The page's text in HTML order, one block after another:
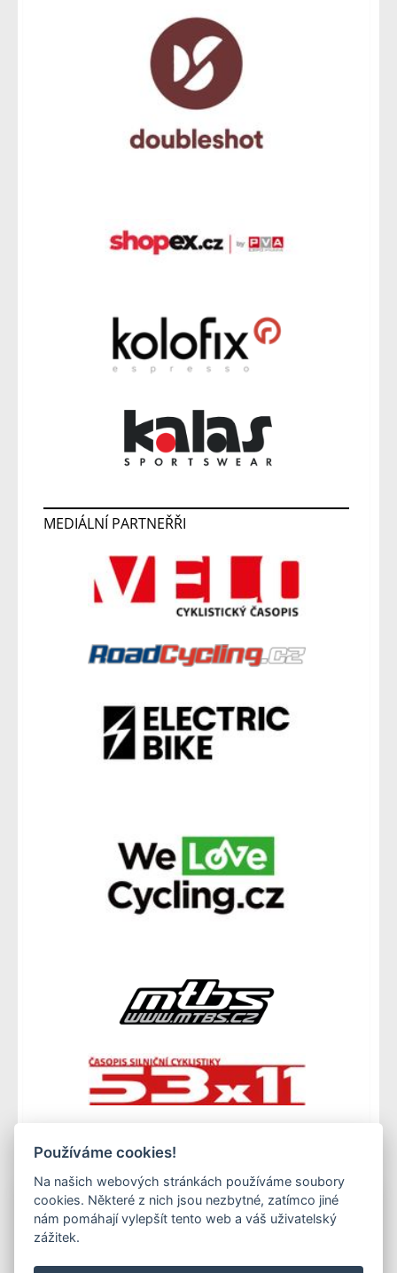
MEDIÁLNÍ PARTNEŘŘI
Copyright © Všechna práva vyhrazena. 1996-2026
ABF a.s.
Používáme cookies!
Na našich webových stránkách používáme soubory
cookies. Některé z nich jsou nezbytné, zatímco jiné
nám pomáhají vylepšít tento web a váš uživatelský
zážitek.